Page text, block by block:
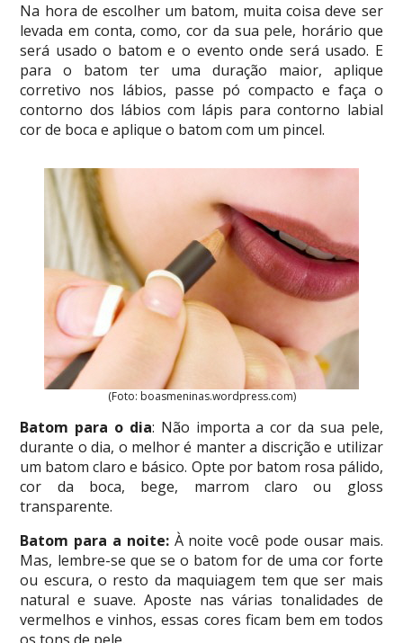
Na hora de escolher um batom, muita coisa deve ser
levada em conta, como, cor da sua pele, horário que
será usado o batom e o evento onde será usado. E
para o batom ter uma duração maior, aplique
corretivo nos lábios, passe pó compacto e faça o
contorno dos lábios com lápis para contorno labial
cor de boca e aplique o batom com um pincel.
(Foto: boasmeninas.wordpress.com)
Batom para o dia: Não importa a cor da sua pele,
durante o dia, o melhor é manter a discrição e utilizar
um batom claro e básico. Opte por batom rosa pálido,
cor da boca, bege, marrom claro ou gloss
transparente.
Batom para a noite:À noite você pode ousar mais.
Mas, lembre-se que se o batom for de uma cor forte
ou escura, o resto da maquiagem tem que ser mais
natural e suave. Aposte nas várias tonalidades de
vermelhos e vinhos, essas cores ficam bem em todos